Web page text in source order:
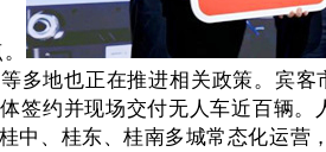
等多地也正在推进相关政策。宾
签约并现场交付无人车近百辆
中、桂东、桂南多城常态化运营，